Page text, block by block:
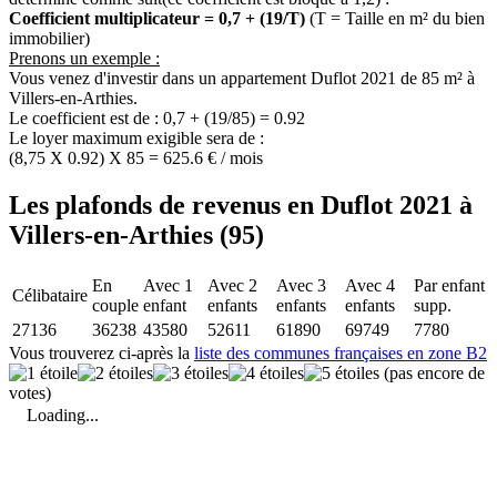
Coefficient multiplicateur = 0,7 + (19/T) (T = Taille en m² du bien
immobilier)
Prenons un exemple :
Vous venez d'investir dans un appartement Duflot 2021 de 85 m² à
Villers-en-Arthies.
Le coefficient est de : 0,7 + (19/85) = 0.92
Le loyer maximum exigible sera de :
(8,75 X 0.92) X 85 = 625.6 € / mois
Les plafonds de revenus en Duflot 2021 à
Villers-en-Arthies (95)
Célibataire
En
couple
Avec 1
enfant
Avec 2
enfants
Avec 3
enfants
Avec 4
enfants
Par enfant
supp.
27136
36238 43580 52611 61890 69749
7780
Vous trouverez ci-après la liste des communes françaises en zone B2
(pas encore de
votes)
Loading...